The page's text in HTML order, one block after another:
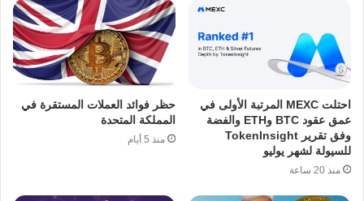
احتلت MEXC المرتبة الأولى في
عمق عقود BTC وETH والفضة
وفق تقرير TokenInsight
للسيولة لشهر يوليو
منذ 20 ساعة
حظر فوائد العملات المستقرة في
المملكة المتحدة
منذ 5 أيام